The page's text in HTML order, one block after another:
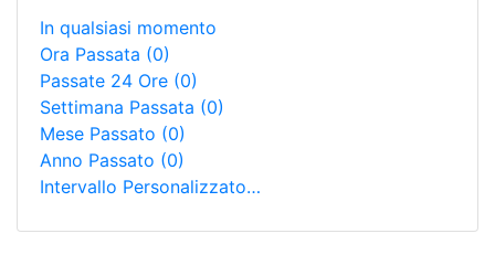
In qualsiasi momento
Ora Passata (0)
Passate 24 Ore (0)
Settimana Passata (0)
Mese Passato (0)
Anno Passato (0)
Intervallo Personalizzato…